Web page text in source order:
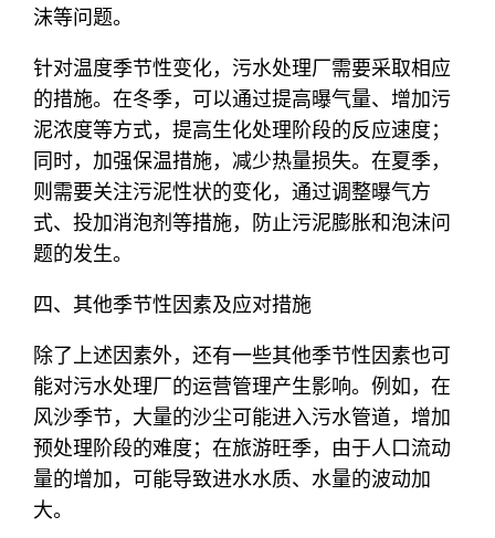
沫等问题。
针对温度季节性变化，污水处理厂需要采取相应
的措施。在冬季，可以通过提高曝气量、增加污
泥浓度等方式，提高生化处理阶段的反应速度；
同时，加强保温措施，减少热量损失。在夏季，
则需要关注污泥性状的变化，通过调整曝气方
式、投加消泡剂等措施，防止污泥膨胀和泡沫问
题的发生。
四、其他季节性因素及应对措施
除了上述因素外，还有一些其他季节性因素也可
能对污水处理厂的运营管理产生影响。例如，在
风沙季节，大量的沙尘可能进入污水管道，增加
预处理阶段的难度；在旅游旺季，由于人口流动
量的增加，可能导致进水水质、水量的波动加
大。